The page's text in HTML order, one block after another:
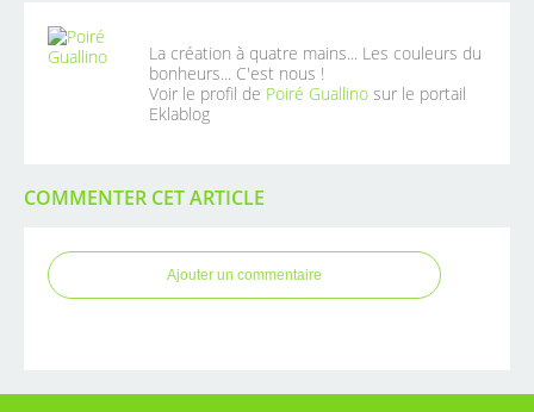
La création à quatre mains... Les couleurs du
bonheurs... C'est nous !
Voir le profil de Poiré Guallino sur le portail
Eklablog
COMMENTER CET ARTICLE
Ajouter un commentaire